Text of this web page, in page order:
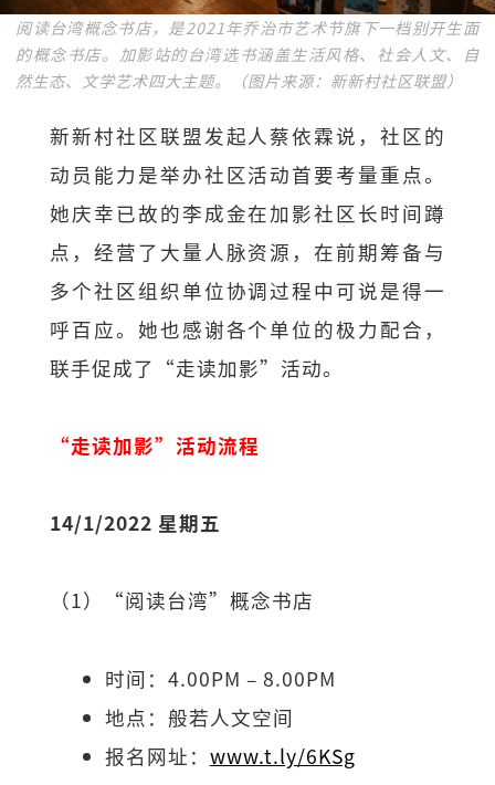
阅读台湾概念书店，是2021年乔治市艺术节旗下一档别开生面
的概念书店。加影站的台湾选书涵盖生活风格、社会人文、自
然生态、文学艺术四大主题。（图片来源：新新村社区联盟）
新新村社区联盟发起人蔡依霖说，社区的
动员能力是举办社区活动首要考量重点。
她庆幸已故的李成金在加影社区长时间蹲
点，经营了大量人脉资源，在前期筹备与
多个社区组织单位协调过程中可说是得一
呼百应。她也感谢各个单位的极力配合，
联手促成了“走读加影”活动。
“走读加影”活动流程
14/1/2022 星期五
（1）“阅读台湾”概念书店
时间：4.00PM – 8.00PM
地点：般若人文空间
报名网址： www.t.ly/6KSg